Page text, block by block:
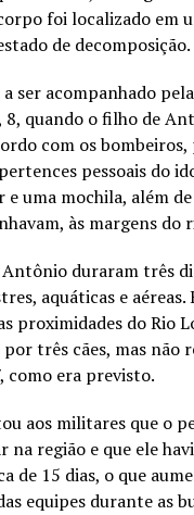
foi localizado em
de decomposição.
a ser acompanhado
8, quando o filho de
com os
pessoais do
e uma mochila, além
às margens do
duraram três
aquáticas e aéreas.
proximidades do Rio
três cães, mas não
como era previsto.
aos militares que o
na região e que ele
de 15 dias, o que
equipes durante as